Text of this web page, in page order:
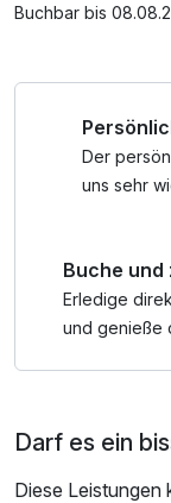
Auszeit am
getroffen werden.
Buchbar bis
Der
uns sehr
Buche und
Erledige
und genieße
Darf es ein
Diese Leistungen